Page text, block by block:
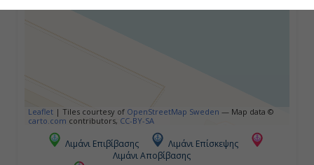
Leaflet | Tiles courtesy of OpenStreetMap Sweden — Map data ©
carto.com contributors, CC-BY-SA
Λιμάνι Επιβίβασης
Λιμάνι Επίσκεψης
Λιμάνι Αποβίβασης